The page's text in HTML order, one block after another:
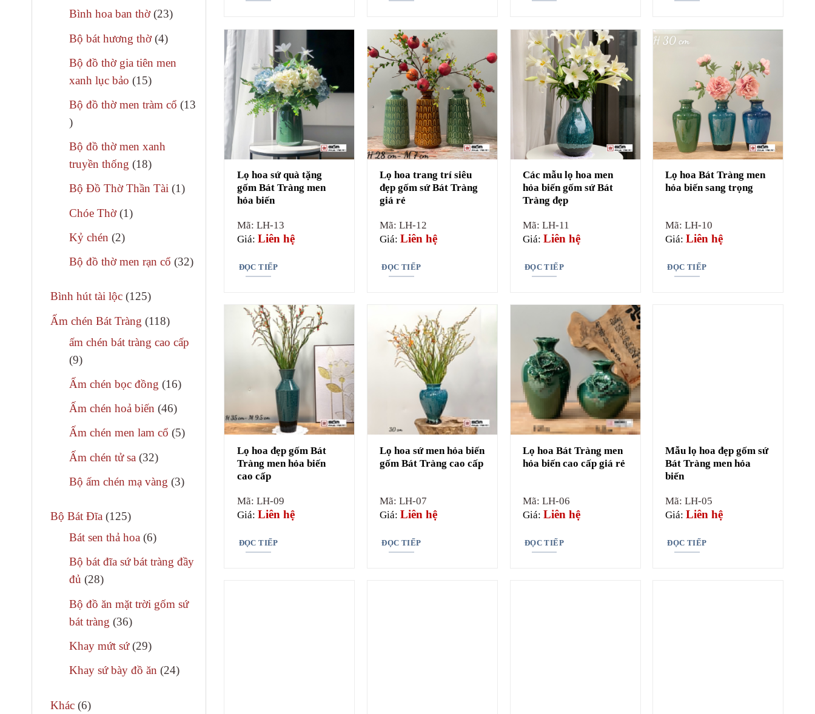
sản
Bình hoa ban thờ 2323
Bộ bát hương thờ 44
Bộ đồ thờ gia tiên men
xanh lục bảo 1515
Bộ đồ thờ men tràm cổ 13
13
phẩm
Bộ đồ thờ men xanh
truyền thống 1818
Bộ Đồ Thờ Thần Tài 11
Chóe Thờ 11
Kỷ chén 22
Bộ đồ thờ men rạn cổ 3232
Bình hút tài lộc 125125
phẩm
Ấm chén Bát Tràng 118118
sản
ấm chén bát tràng cao cấp
99
Ấm chén bọc đồng 1616
Ấm chén hoả biến 4646
phẩm
Ấm chén men lam cổ 55
Ấm chén tử sa 3232
phẩm
Bộ ấm chén mạ vàng 33
Bộ Bát Đĩa 125125
sản
Bát sen thả hoa 66
sản
phẩm
Bộ bát đĩa sứ bát tràng đầy
đủ 2828
Bộ đồ ăn mặt trời gốm sứ
bát tràng 3636
phẩm
Khay mứt sứ 2929
phẩm
Khay sứ bày đồ ăn 2424
Khác 66
Lọ hoa sứ quà tặng
gốm Bát Tràng men
hỏa biến
Mã: LH-13
Giá: Liên hệ
ĐỌC TIẾP
Lọ hoa trang trí siêu
đẹp gốm sứ Bát Tràng
giá rẻ
Mã: LH-12
Giá:Liên hệ
ĐỌC TIẾP
Các mẫu lọ hoa men
hỏa biến gốm sứ Bát
Tràng đẹp
Mã: LH-11
Giá: Liên hệ
ĐỌC TIẾP
Lọ hoa Bát Tràng men
hỏa biến sang trọng
Mã: LH-10
Giá:Liên hệ
ĐỌC TIẾP
Lọ hoa đẹp gốm Bát
Tràng men hỏa biến
cao cấp
Mã: LH-09
Giá: Liên hệ
ĐỌC TIẾP
Lọ hoa sứ men hỏa biến
gốm Bát Tràng cao cấp
Mã: LH-07
Giá:Liên hệ
ĐỌC TIẾP
Lọ hoa Bát Tràng men
hỏa biến cao cấp giá rẻ
Mã: LH-06
Giá: Liên hệ
ĐỌC TIẾP
Mẫu lọ hoa đẹp gốm sứ
Bát Tràng men hỏa
biến
Mã: LH-05
Giá:Liên hệ
ĐỌC TIẾP